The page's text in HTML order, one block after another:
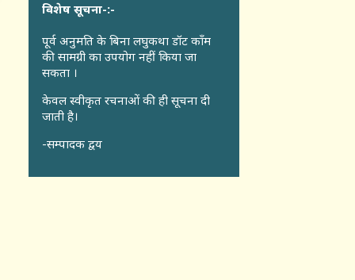
विशेष सूचना-:-
पूर्व अनुमति के बिना लघुकथा डॉट कॉंम
की सामग्री का उपयोग नहीं किया जा
सकता ।
केवल स्वीकृत रचनाओं की ही सूचना दी
जाती है।
-सम्पादक द्वय